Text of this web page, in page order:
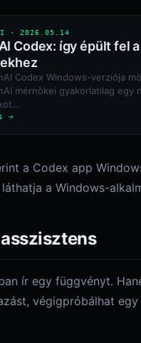
· 2026.05.14
Codex: így épült fel
Codex Windows-verziója
mérnökei gyakorlatilag
→
a Codex app
a Windows-
ír egy függvényt.
végigpróbálhat